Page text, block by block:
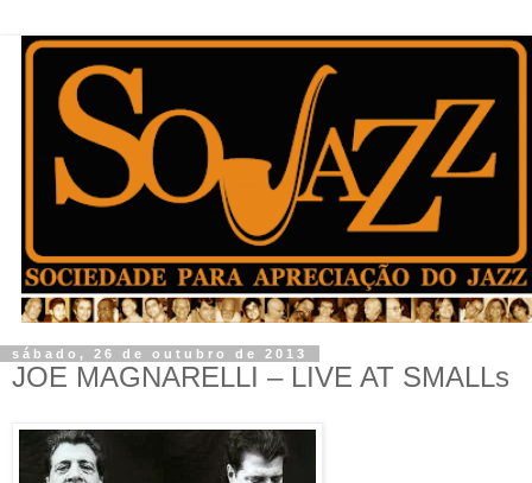
sábado, 26 de outubro de 2013
JOE MAGNARELLI – LIVE AT SMALLs